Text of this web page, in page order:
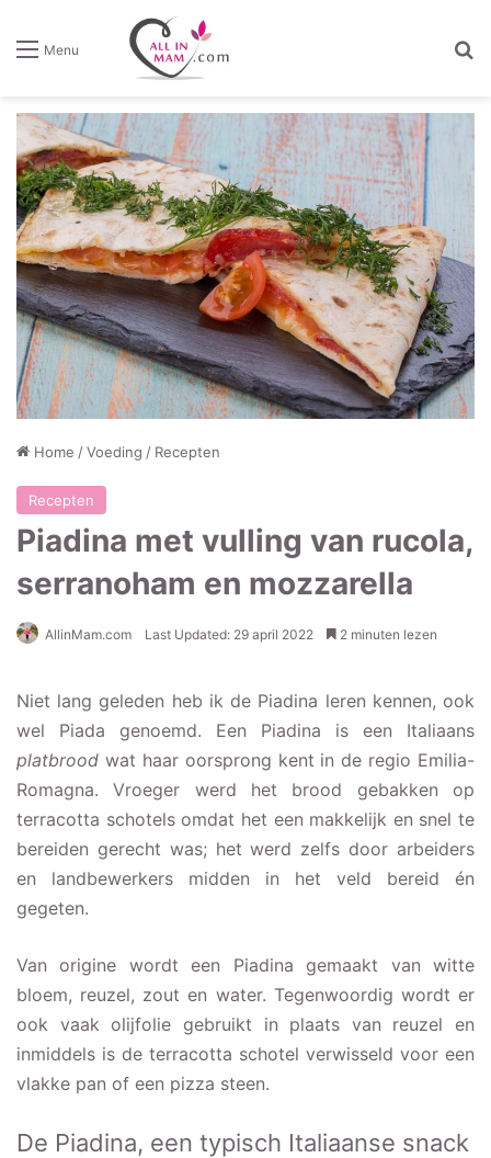
Menu
Home /Voeding / Recepten
Recepten
Piadina met vulling van rucola,
serranoham en mozzarella
AllinMam.com Last Updated: 29 april 2022 2 minuten lezen
Niet lang geleden heb ik de Piadina leren kennen, ook
wel Piada genoemd. Een Piadina is een Italiaans
platbrood wat haar oorsprong kent in de regio Emilia-
Romagna. Vroeger werd het brood gebakken op
terracotta schotels omdat het een makkelijk en snel te
bereiden gerecht was; het werd zelfs door arbeiders
en landbewerkers midden in het veld bereid én
gegeten.
Van origine wordt een Piadina gemaakt van witte
bloem, reuzel, zout en water. Tegenwoordig wordt er
ook vaak olijfolie gebruikt in plaats van reuzel en
inmiddels is de terracotta schotel verwisseld voor een
vlakke pan of een pizza steen.
De Piadina, een typisch Italiaanse snack